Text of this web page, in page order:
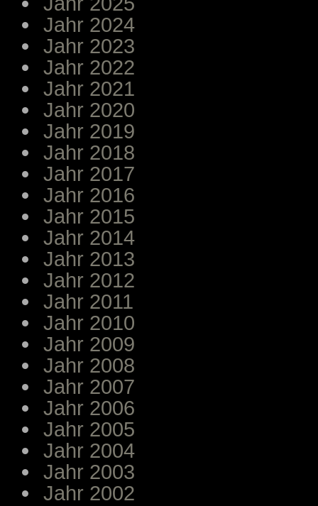
Jahr 2024
Jahr 2023
Jahr 2022
Jahr 2021
Jahr 2020
Jahr 2019
Jahr 2018
Jahr 2017
Jahr 2016
Jahr 2015
Jahr 2014
Jahr 2013
Jahr 2012
Jahr 2011
Jahr 2010
Jahr 2009
Jahr 2008
Jahr 2007
Jahr 2006
Jahr 2005
Jahr 2004
Jahr 2003
Jahr 2002